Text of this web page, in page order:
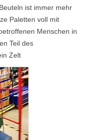
ist immer mehr
Paletten voll mit
Menschen in
Teil des
Zelt